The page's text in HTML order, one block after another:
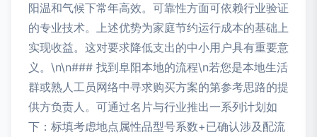
阳温和气候下常年高效。可靠性方面可依赖行业验证
的专业技术。上述优势为家庭节约运行成本的基础上
实现收益。这对要求降低支出的中小用户具有重要意
义。\n\n### 找到阜阳本地的流程\n若您是本地生活
群或熟人工员网络中寻求购买方案的第参考思路的提
供方负责人。可通过名片与行业推出一系列计划如
下：标填考虑地点属性品型号系数+已确认涉及配流